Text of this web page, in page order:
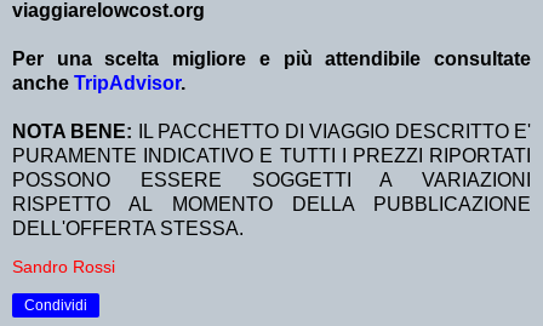
viaggiarelowcost.org
Per una scelta migliore e più attendibile consultate
anche TripAdvisor.
NOTA BENE:
IL PACCHETTO DI VIAGGIO DESCRITTO E'
PURAMENTE INDICATIVO E TUTTI I PREZZI RIPORTATI
POSSONO ESSERE SOGGETTI A VARIAZIONI
RISPETTO AL MOMENTO DELLA PUBBLICAZIONE
DELL'OFFERTA STESSA.
Sandro Rossi
Condividi